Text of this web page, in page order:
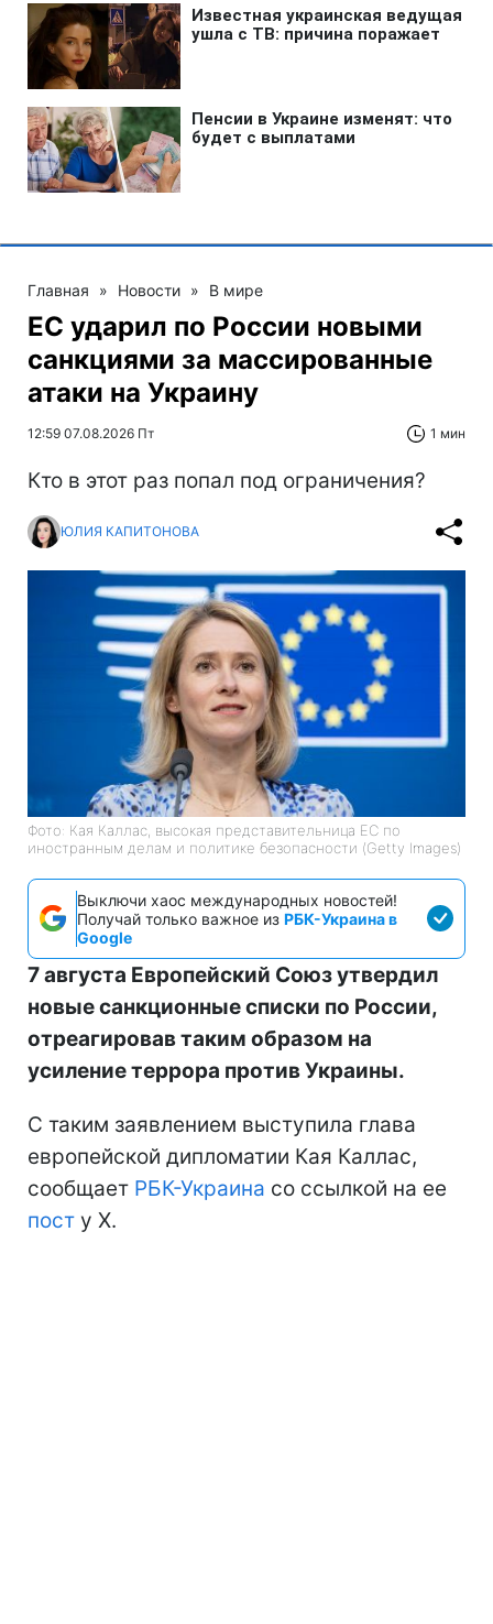
Главная » Новости » В мире
ЕС ударил по России новыми
санкциями за массированные
атаки на Украину
12:59 07.08.2026 Пт 1 мин
Кто в этот раз попал под ограничения?
ЮЛИЯ КАПИТОНОВА
Фото: Кая Каллас, высокая представительница ЕС по
иностранным делам и политике безопасности (Getty Images)
Выключи хаос международных новостей!
Получай только важное из РБК-Украина в
Google
7 августа Европейский Союз утвердил
новые санкционные списки по России,
отреагировав таким образом на
усиление террора против Украины.
С таким заявлением выступила глава
европейской дипломатии Кая Каллас,
сообщает РБК-Украина со ссылкой на ее
пост у Х.